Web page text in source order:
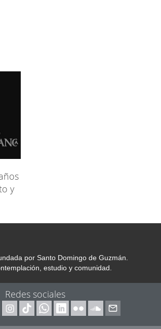
y
por Santo Domingo de Guzmán.
estudio y comunidad.
Redes sociales